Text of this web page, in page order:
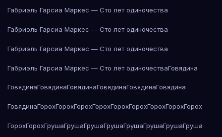
Габриэль Гарсиа Маркес — Сто лет одиночества
Габриэль Гарсиа Маркес — Сто лет одиночества
Габриэль Гарсиа Маркес — Сто лет одиночества
Габриэль Гарсиа Маркес — Сто лет одиночестваГовядина
ГовядинаГовядинаГовядинаГовядинаГовядинаГовядина
ГовядинаГорохГорохГорохГорохГорохГорохГорохГорохГорох
ГорохГорохГрушаГрушаГрушаГрушаГрушаГрушаГрушаГруша